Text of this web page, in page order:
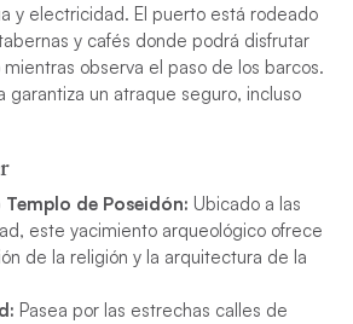
y electricidad. El puerto está rodeado
y cafés donde podrá disfrutar
observa el paso de los barcos.
garantiza un atraque seguro, incluso
de Poseidón: Ubicado a las
este yacimiento arqueológico ofrece
de la religión y la arquitectura de la
Pasea por las estrechas calles de